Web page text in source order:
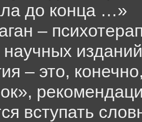
до конца …»
–
научных
– это,
вступать